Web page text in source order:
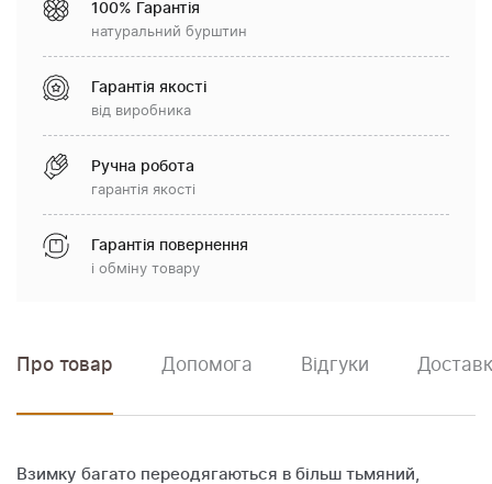
100% Гарантія
натуральний бурштин
Гарантія якості
від виробника
Ручна робота
гарантія якості
Гарантія повернення
і обміну товару
Про товар Допомога Відгуки
Взимку багато переодягаються в більш тьмяний,